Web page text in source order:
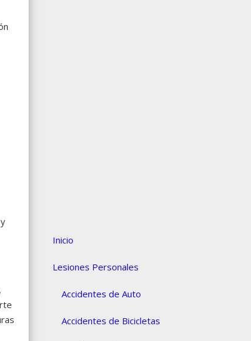
Inicio
Lesiones Personales
Accidentes de Auto
Accidentes de Bicicletas